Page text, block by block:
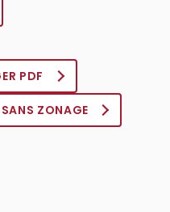
PDF
ZONAGE